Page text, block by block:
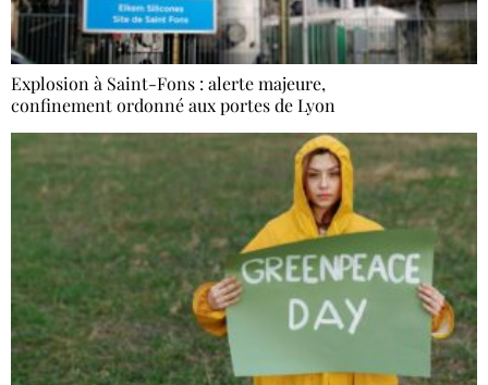
Explosion à Saint-Fons : alerte majeure,
confinement ordonné aux portes de Lyon